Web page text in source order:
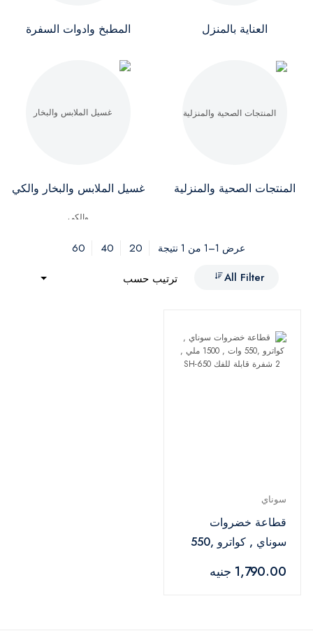
العناية بالمنزل المطبخ وادوات السفرة
المنتجات الصحية والمنزلية غسيل الملابس والبخار والكي
عرض 1–1 من 1 نتيجة 20
40
60
All Filter
ترتيب حسب
سوناي
قطاعة خضروات
سوناي , كواترو ,550
1,790.00 جنيه